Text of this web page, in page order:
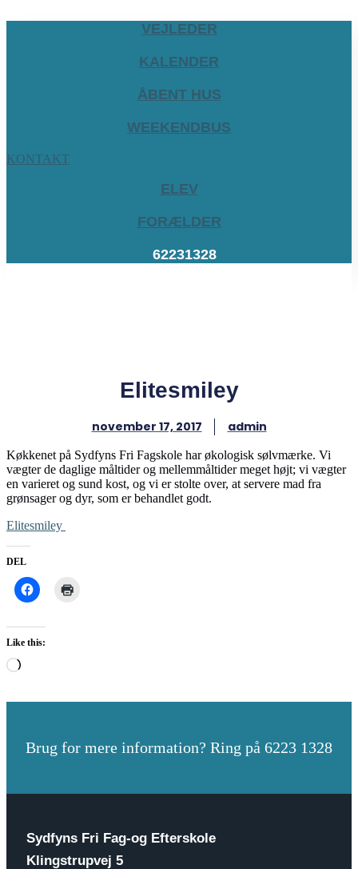
VEJLEDER
KALENDER
ÅBENT HUS
WEEKENDBUS
KONTAKT
ELEV
FORÆLDER
62231328
Elitesmiley
november 17, 2017 admin
Køkkenet på Sydfyns Fri Fagskole har økologisk sølvmærke. Vi
vægter de daglige måltider og mellemmåltider meget højt; vi vægter
en varieret og sund kost, og vi er stolte over, at servere mad fra
grønsager og dyr, som er behandlet godt.
Elitesmiley
DEL
Like this:
Loading…
Brug for mere information? Ring på 6223 1328
Sydfyns Fri Fag-og Efterskole
Klingstrupvej 5